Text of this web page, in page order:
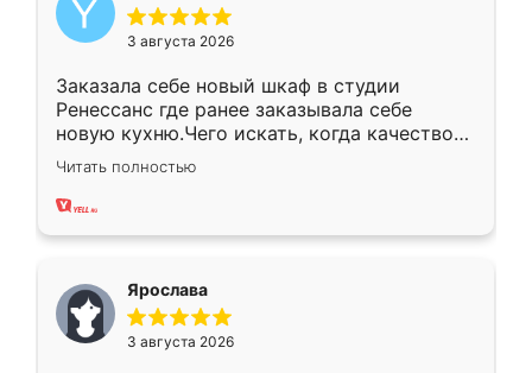
3 августа 2026
Заказала себе новый шкаф в студии
Ренессанс где ранее заказывала себе
новую кухню.Чего искать, когда качеством
вполне довольна. Служит кухня уже почти
два года, нареканий нет.
Читать полностью
Ярослава
3 августа 2026